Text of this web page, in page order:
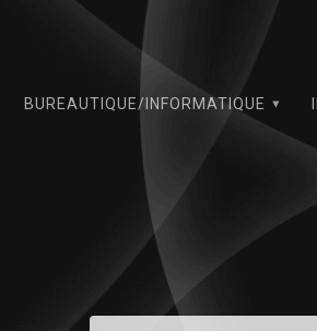
BUREAUTIQUE/INFORMATIQUE